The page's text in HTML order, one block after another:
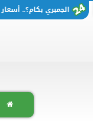
الجمبري بكام؟.. أسعار السمك اليوم السبت 11